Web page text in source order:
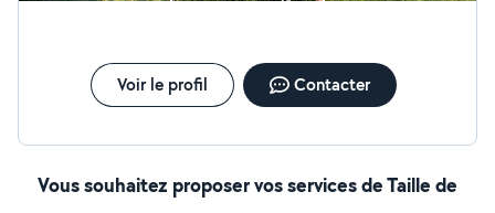
Voir le profil Contacter
Vous souhaitez proposer vos services de Taille de